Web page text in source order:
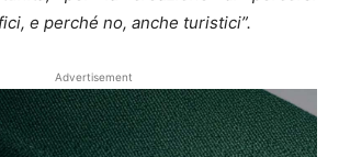
e perché no, anche turistici”.
Advertisement